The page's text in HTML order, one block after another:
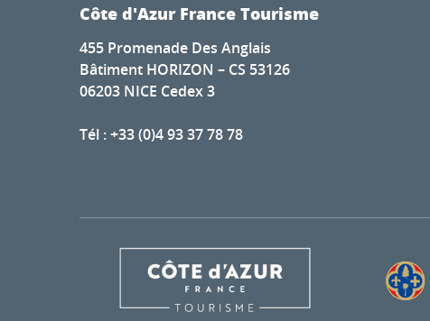
Côte d'Azur France Tourisme
455 Promenade Des Anglais
Bâtiment HORIZON – CS 53126
06203 NICE Cedex 3
Tél : +33 (0)4 93 37 78 78